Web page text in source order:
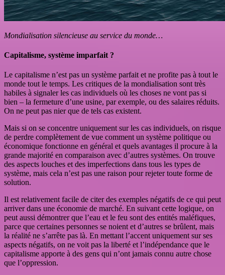
Mondialisation silencieuse au service du monde…
Capitalisme, système imparfait ?
Le capitalisme n’est pas un système parfait et ne profite pas à tout le
monde tout le temps. Les critiques de la mondialisation sont très
habiles à signaler les cas individuels où les choses ne vont pas si
bien – la fermeture d’une usine, par exemple, ou des salaires réduits.
On ne peut pas nier que de tels cas existent.
Mais si on se concentre uniquement sur les cas individuels, on risque
de perdre complètement de vue comment un système politique ou
économique fonctionne en général et quels avantages il procure à la
grande majorité en comparaison avec d’autres systèmes. On trouve
des aspects louches et des imperfections dans tous les types de
système, mais cela n’est pas une raison pour rejeter toute forme de
solution.
Il est relativement facile de citer des exemples négatifs de ce qui peut
arriver dans une économie de marché. En suivant cette logique, on
peut aussi démontrer que l’eau et le feu sont des entités maléfiques,
parce que certaines personnes se noient et d’autres se brûlent, mais
la réalité ne s’arrête pas là. En mettant l’accent uniquement sur ses
aspects négatifs, on ne voit pas la liberté et l’indépendance que le
capitalisme apporte à des gens qui n’ont jamais connu autre chose
que l’oppression.